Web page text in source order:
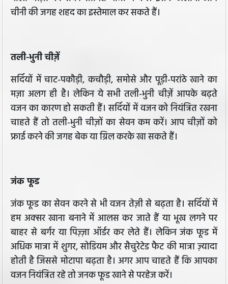
चीनी की जगह शहद का इस्तेमाल कर सकते हैं।
तली-भुनी चीज़ें
सर्दियों में चाट-पकौड़ी, कचौड़ी, समोसे और पूड़ी-परांठे खाने का
मज़ा अलग ही है। लेकिन ये सभी तली-भुनी चीज़ें आपके बढ़ते
वजन का कारण हो सकती हैं। सर्दियों में वजन को नियंत्रित रखना
चाहते हैं तो तली-भुनी चीज़ों का सेवन कम करें। आप चीज़ों को
फ्राई करने की जगह बेक या ग्रिल करके खा सकते हैं।
जंक फूड
जंक फूड का सेवन करने से भी वजन तेज़ी से बढ़ता है। सर्दियों में
हम अक्सर खाना बनाने में आलस कर जाते हैं या भूख लगने पर
बाहर से बर्गर या पिज़्ज़ा ऑर्डर कर लेते हैं। लेकिन जंक फूड में
अधिक मात्रा में शुगर, सोडियम और सैचुरेटेड फैट की मात्रा ज़्यादा
होती है जिससे मोटापा बढ़ता है। अगर आप चाहते हैं कि आपका
वजन नियंत्रित रहे तो जनक फूड खाने से परहेज करें।